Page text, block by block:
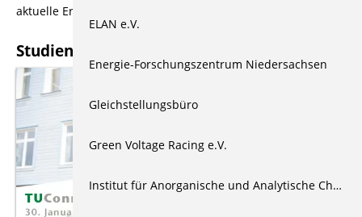
aktuelle Ereignisse an der TU Clausthal.
Studienzentrum
Events & Vorträge
Berichte & Dokus
Index
Jugend forscht
Weiteres Angebot
ELAN e.V.
Energie-Forschungszentrum Niedersachsen
Gleichstellungsbüro
Green Voltage Racing e.V.
Institut für Anorganische und Analytische Chemie